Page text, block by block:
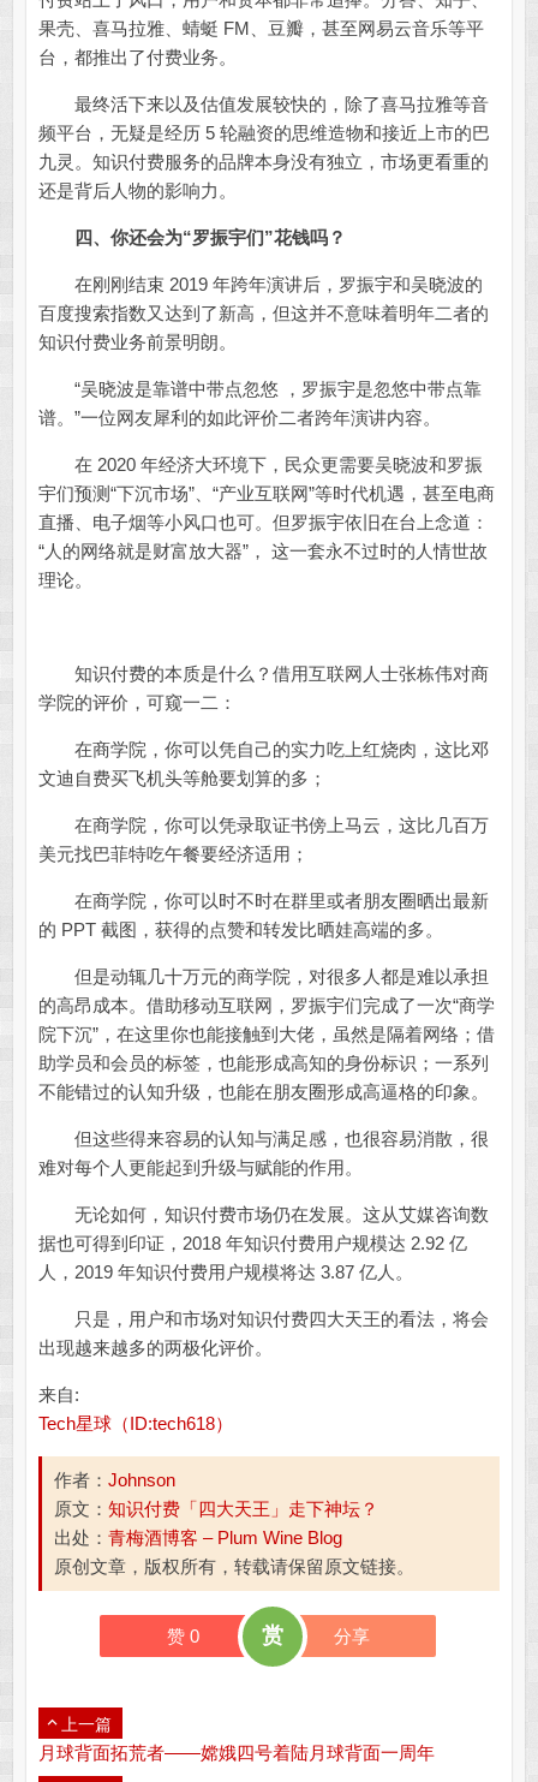
果壳、喜马拉雅、蜻蜓 FM、豆瓣，甚至网易云音乐等平
台，都推出了付费业务。
最终活下来以及估值发展较快的，除了喜马拉雅等音
频平台，无疑是经历 5 轮融资的思维造物和接近上市的巴
九灵。知识付费服务的品牌本身没有独立，市场更看重的
还是背后人物的影响力。
四、你还会为“罗振宇们”花钱吗？
在刚刚结束 2019 年跨年演讲后，罗振宇和吴晓波的
百度搜索指数又达到了新高，但这并不意味着明年二者的
知识付费业务前景明朗。
“吴晓波是靠谱中带点忽悠 ，罗振宇是忽悠中带点靠
谱。”一位网友犀利的如此评价二者跨年演讲内容。
在 2020 年经济大环境下，民众更需要吴晓波和罗振
宇们预测“下沉市场”、“产业互联网”等时代机遇，甚至电商
直播、电子烟等小风口也可。但罗振宇依旧在台上念道：
“人的网络就是财富放大器”， 这一套永不过时的人情世故
理论。
知识付费的本质是什么？借用互联网人士张栋伟对商
学院的评价，可窥一二：
在商学院，你可以凭自己的实力吃上红烧肉，这比邓
文迪自费买飞机头等舱要划算的多；
在商学院，你可以凭录取证书傍上马云，这比几百万
美元找巴菲特吃午餐要经济适用；
在商学院，你可以时不时在群里或者朋友圈晒出最新
的 PPT 截图，获得的点赞和转发比晒娃高端的多。
但是动辄几十万元的商学院，对很多人都是难以承担
的高昂成本。借助移动互联网，罗振宇们完成了一次“商学
院下沉”，在这里你也能接触到大佬，虽然是隔着网络；借
助学员和会员的标签，也能形成高知的身份标识；一系列
不能错过的认知升级，也能在朋友圈形成高逼格的印象。
但这些得来容易的认知与满足感，也很容易消散，很
难对每个人更能起到升级与赋能的作用。
无论如何，知识付费市场仍在发展。这从艾媒咨询数
据也可得到印证，2018 年知识付费用户规模达 2.92 亿
人，2019 年知识付费用户规模将达 3.87 亿人。
只是，用户和市场对知识付费四大天王的看法，将会
出现越来越多的两极化评价。
来自:
Tech星球（ID:tech618）
作者： Johnson
原文： 知识付费「四大天王」走下神坛？
出处： 青梅酒博客 – Plum Wine Blog
原创文章，版权所有，转载请保留原文链接。
赞 0 赏 分享
上一篇
月球背面拓荒者——嫦娥四号着陆月球背面一周年